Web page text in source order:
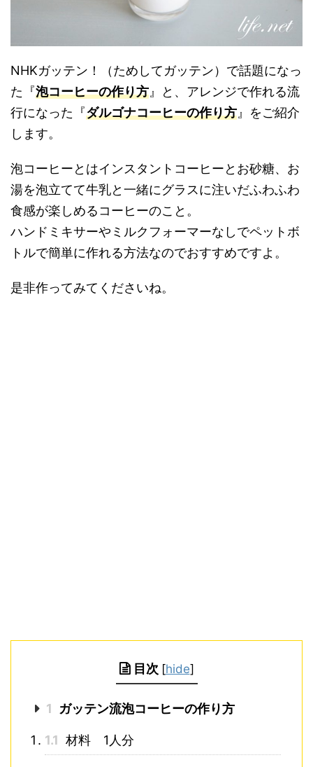
NHKガッテン！（ためしてガッテン）で話題になっ
た『泡コーヒーの作り方 』と、アレンジで作れる流
行になった『ダルゴナコーヒーの作り方 』をご紹介
します。
泡コーヒーとはインスタントコーヒーとお砂糖、お
湯を泡立てて牛乳と一緒にグラスに注いだふわふわ
食感が楽しめるコーヒーのこと。
ハンドミキサーやミルクフォーマーなしでペットボ
トルで簡単に作れる方法なのでおすすめですよ。
是非作ってみてくださいね。
目次 [hide]
1 ガッテン流泡コーヒーの作り方
1.1 材料 1人分